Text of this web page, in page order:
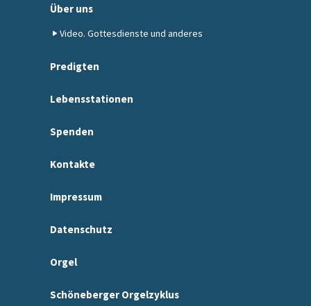
Über uns
Video. Gottesdienste und anderes
Predigten
Lebensstationen
Spenden
Kontakte
Impressum
Datenschutz
Orgel
Schöneberger Orgelzyklus